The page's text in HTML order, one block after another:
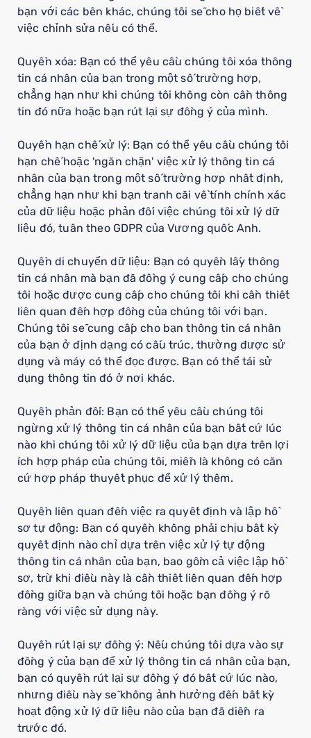
bạn với các bên khác, chúng tôi sẽ cho họ biết về
việc chỉnh sửa nếu có thể.
Quyền xóa: Bạn có thể yêu cầu chúng tôi xóa thông
tin cá nhân của bạn trong một số trường hợp,
chẳng hạn như khi chúng tôi không còn cần thông
tin đó nữa hoặc bạn rút lại sự đồng ý của mình.
Quyền hạn chế xử lý: Bạn có thể yêu cầu chúng tôi
hạn chế hoặc 'ngăn chặn' việc xử lý thông tin cá
nhân của bạn trong một số trường hợp nhất định,
chẳng hạn như khi bạn tranh cãi về tính chính xác
của dữ liệu hoặc phản đối việc chúng tôi xử lý dữ
liệu đó, tuân theo GDPR của Vương quốc Anh.
Quyền di chuyển dữ liệu: Bạn có quyền lấy thông
tin cá nhân mà bạn đã đồng ý cung cấp cho chúng
tôi hoặc được cung cấp cho chúng tôi khi cần thiết
liên quan đến hợp đồng của chúng tôi với bạn.
Chúng tôi sẽ cung cấp cho bạn thông tin cá nhân
của bạn ở định dạng có cấu trúc, thường được sử
dụng và máy có thể đọc được. Bạn có thể tái sử
dụng thông tin đó ở nơi khác.
Quyền phản đối: Bạn có thể yêu cầu chúng tôi
ngừng xử lý thông tin cá nhân của bạn bất cứ lúc
nào khi chúng tôi xử lý dữ liệu của bạn dựa trên lợi
ích hợp pháp của chúng tôi, miễn là không có căn
cứ hợp pháp thuyết phục để xử lý thêm.
Quyền liên quan đến việc ra quyết định và lập hồ
sơ tự động: Bạn có quyền không phải chịu bất kỳ
quyết định nào chỉ dựa trên việc xử lý tự động
thông tin cá nhân của bạn, bao gồm cả việc lập hồ
sơ, trừ khi điều này là cần thiết liên quan đến hợp
đồng giữa bạn và chúng tôi hoặc bạn đồng ý rõ
ràng với việc sử dụng này.
Quyền rút lại sự đồng ý: Nếu chúng tôi dựa vào sự
đồng ý của bạn để xử lý thông tin cá nhân của bạn,
bạn có quyền rút lại sự đồng ý đó bất cứ lúc nào,
nhưng điều này sẽ không ảnh hưởng đến bất kỳ
hoạt động xử lý dữ liệu nào của bạn đã diễn ra
trước đó.